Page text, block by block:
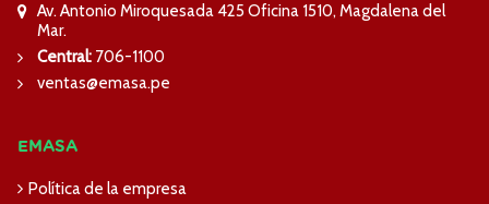
Av. Antonio Miroquesada 425 Oficina 1510, Magdalena del
Mar.
Central: 706-1100
ventas@emasa.pe
EMASA
Política de la empresa